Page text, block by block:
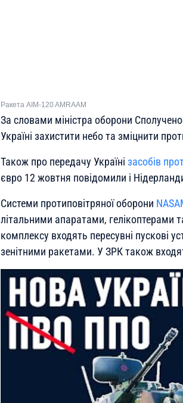
Ракета AIM-120 AMRAAM
За словами міністра оборони
Україні захистити небо та зміцнити
Також про передачу Україні засобів
євро 12 жовтня повідомили і
Системи протиповітряної оборони
літальними апаратами,
комплексу входять пересувні пускові
зенітними ракетами. У ЗРК також